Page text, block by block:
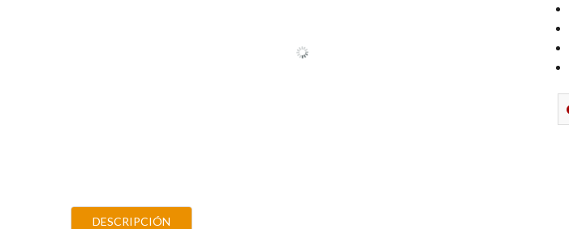
DESCRIPCIÓN